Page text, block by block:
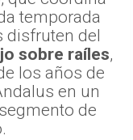
temporada
disfruten del
sobre raíles,
los años de
en un
de